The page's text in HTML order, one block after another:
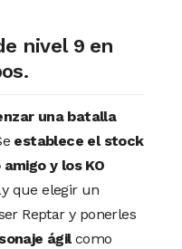
nivel 9 en
una batalla
establece el stock
y los KO
que elegir un
Reptar y ponerles
ágilcomo